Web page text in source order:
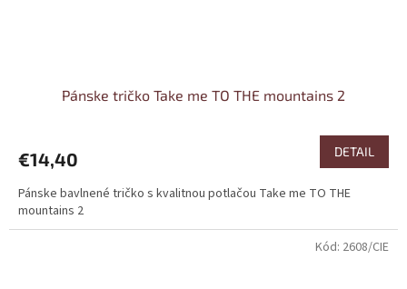
Pánske tričko Take me TO THE mountains 2
€14,40 DETAIL
Pánske bavlnené tričko s kvalitnou potlačou Take me TO THE
mountains 2
Kód: 2608/CIE